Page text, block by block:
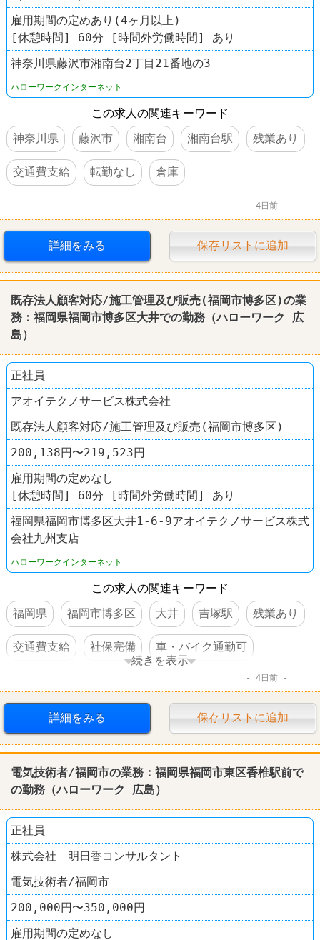
雇用期間の定めあり(4ヶ月以上)
[休憩時間] 60分 [時間外労働時間] あり
神奈川県藤沢市湘南台2丁目21番地の3
ハローワークインターネット
この求人の関連キーワード
神奈川県
藤沢市 湘南台 湘南台駅 残業あり
交通費支給 転勤なし 倉庫
4日前
詳細をみる 保存リストに追加
既存法人顧客対応/施工管理及び販売(福岡市博多区)の業
務：福岡県福岡市博多区大井での勤務（ハローワーク
広
島）
正社員
アオイテクノサービス株式会社
既存法人顧客対応/施工管理及び販売(福岡市博多区)
200,138円〜219,523円
雇用期間の定めなし
[休憩時間] 60分 [時間外労働時間] あり
福岡県福岡市博多区大井1-6-9アオイテクノサービス株式
会社九州支店
ハローワークインターネット
この求人の関連キーワード
福岡県
福岡市博多区 大井 吉塚駅 残業あり
交通費支給 社保完備 車・バイク通勤可
続きを表示
4日前
詳細をみる 保存リストに追加
電気技術者/福岡市の業務：福岡県福岡市東区香椎駅前で
の勤務（ハローワーク 広島）
正社員
株式会社 明日香コンサルタント
電気技術者/福岡市
200,000円〜350,000円
雇用期間の定めなし